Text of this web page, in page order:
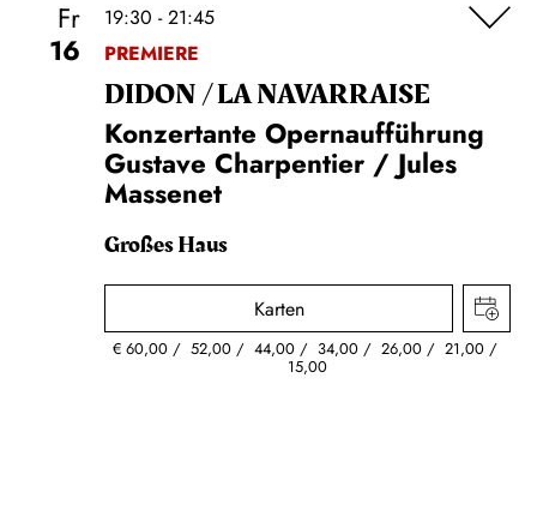
Fr
16
19:30 - 21:45
PREMIERE
DIDON / LA NAVAR­RAISE
Konzertante Opernaufführung
Gustave Charpentier / Jules
Massenet
Großes Haus
Karten
€60,00 52,00 44,00 34,00 26,00 21,00
15,00